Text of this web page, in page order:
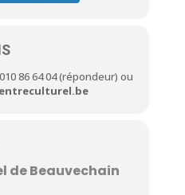
86 64 04 (répondeur) ou
de Beauvechain